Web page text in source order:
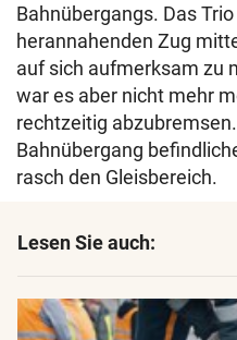
Bahnübergangs. Das
herannahenden Zug
auf sich aufmerksam zu
war es aber nicht mehr
rechtzeitig
Bahnübergang
rasch den Gleisbereich.
Lesen Sie auch: